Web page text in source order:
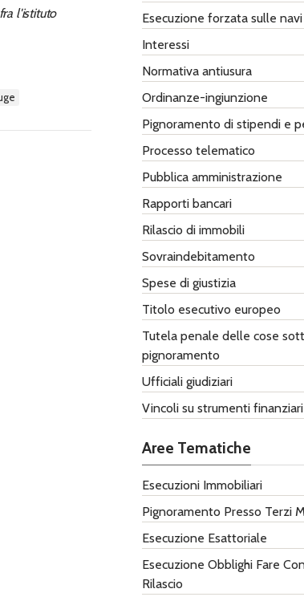
l'istituto
Esecuzione forzata sulle navi
Interessi
Normativa antiusura
Ordinanze-ingiunzione
Pignoramento di stipendi e
Processo telematico
Pubblica amministrazione
Rapporti bancari
Rilascio di immobili
Sovraindebitamento
Spese di giustizia
Titolo esecutivo europeo
Tutela penale delle cose
pignoramento
Ufficiali giudiziari
Vincoli su strumenti finanziari
Aree Tematiche
Esecuzioni Immobiliari
Pignoramento Presso Terzi
Esecuzione Esattoriale
Esecuzione Obblighi Fare
Rilascio